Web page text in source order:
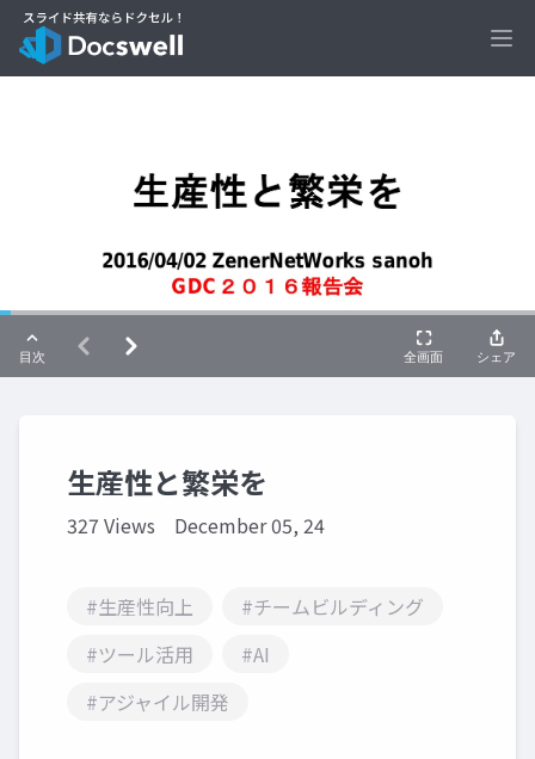
生産性と繁栄を
327 Views December 05, 24
#生産性向上
#チームビルディング
#ツール活用
#AI
#アジャイル開発